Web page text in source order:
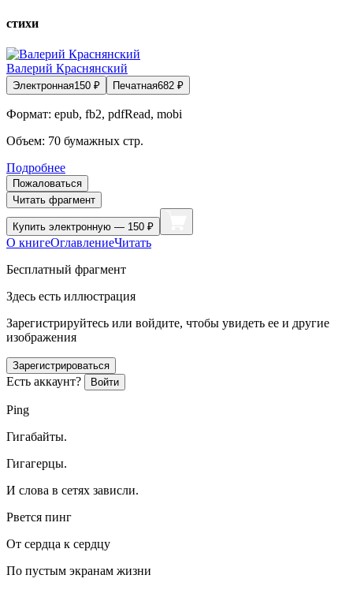
стихи
Валерий Краснянский
Электронная150 ₽ Печатная682 ₽
Формат: epub, fb2, pdfRead, mobi
Объем: 70 бумажных стр.
Подробнее
Пожаловаться
Читать фрагмент
Купить электронную — 150 ₽
О книгеОглавлениеЧитать
Бесплатный фрагмент
Здесь есть иллюстрация
Зарегистрируйтесь или войдите, чтобы увидеть ее и другие
изображения
Зарегистрироваться
Есть аккаунт? Войти
Ping
Гигабайты.
Гигагерцы.
И слова в сетях зависли.
Рвется пинг
От сердца к сердцу
По пустым экранам жизни